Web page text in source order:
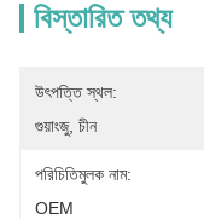
বিস্তারিত তথ্য
উৎপত্তি স্থল:
গুয়াংজু, চীন
পরিচিতিমুলক নাম:
OEM